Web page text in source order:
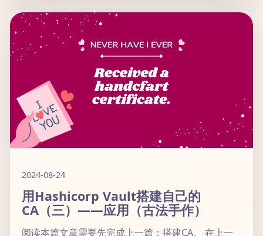
2024-08-24
用Hashicorp Vault搭建自己的
CA（三）——应用（古法手作）
阅读本篇文章需要先完成上一篇：搭建CA。 在上一